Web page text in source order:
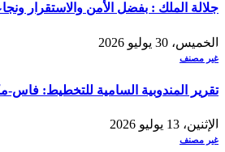
جلالة الملك : بفضل الأمن والاستقرار
الخميس، 30 يوليو 2026
غير مصنف
تقرير المندوبية السامية للتخطيط:
الإثنين، 13 يوليو 2026
غير مصنف